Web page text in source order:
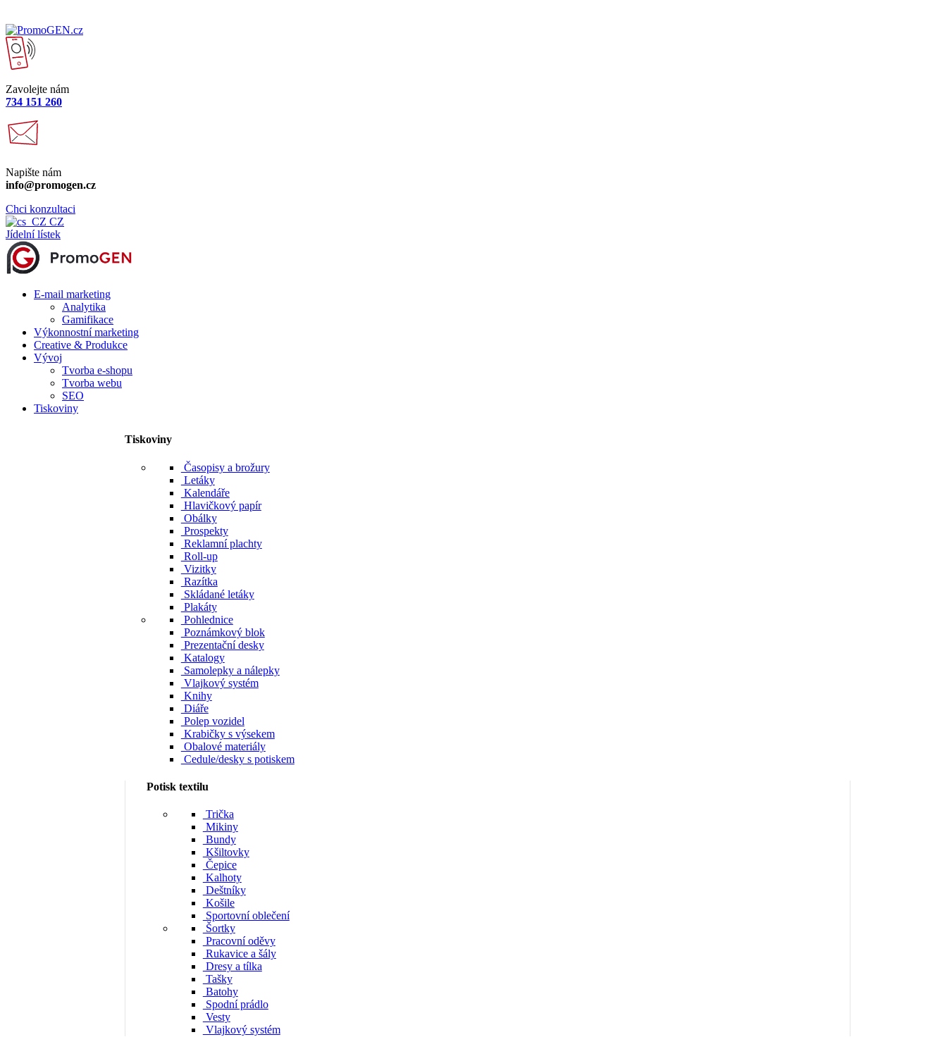
Zavolejte nám
734 151 260
Napište nám
info@promogen.cz
Chci konzultaci
CZ
Jídelní lístek
E-mail marketing
Analytika
Gamifikace
Výkonnostní marketing
Creative & Produkce
Vývoj
Tvorba e-shopu
Tvorba webu
SEO
Tiskoviny
Tiskoviny
Časopisy a brožury
Letáky
Kalendáře
Hlavičkový papír
Obálky
Prospekty
Reklamní plachty
Roll-up
Vizitky
Razítka
Skládané letáky
Plakáty
Pohlednice
Poznámkový blok
Prezentační desky
Katalogy
Samolepky a nálepky
Vlajkový systém
Knihy
Diáře
Polep vozidel
Krabičky s výsekem
Obalové materiály
Cedule/desky s potiskem
Potisk textilu
Trička
Mikiny
Bundy
Kšiltovky
Čepice
Kalhoty
Deštníky
Košile
Sportovní oblečení
Šortky
Pracovní oděvy
Rukavice a šály
Dresy a tílka
Tašky
Batohy
Spodní prádlo
Vesty
Vlajkový systém